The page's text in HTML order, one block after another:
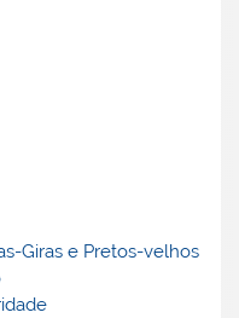
Giras e Pretos-velhos